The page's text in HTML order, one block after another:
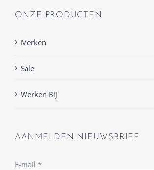
ONZE PRODUCTEN
Merken
Sale
Werken Bij
AANMELDEN NIEUWSBRIEF
E-mail *